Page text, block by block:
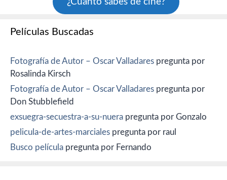
Películas Buscadas
Fotografía de Autor – Oscar Valladares pregunta por
Rosalinda Kirsch
Fotografía de Autor – Oscar Valladares pregunta por
Don Stubblefield
exsuegra-secuestra-a-su-nuera pregunta por Gonzalo
pelicula-de-artes-marciales pregunta por raul
Busco película pregunta por Fernando